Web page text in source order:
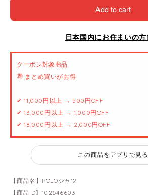
Add to cart
日本国内にお住まいの
クーポン対象商品
🉐 まとめ買いがお得
✔ 11,000円以上 → 500円OFF
✔ 13,000円以上 → 1,000円OFF
✔ 18,000円以上 → 2,000円OFF
この商品をアプリで見る
【商品名】POLOシャツ
【商品ID】102546603